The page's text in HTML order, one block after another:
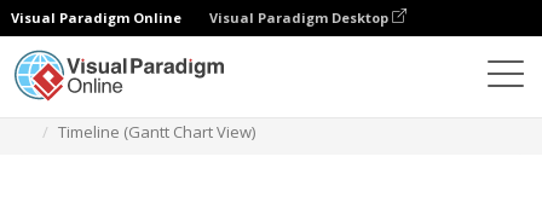
Visual Paradigm Online Visual Paradigm Desktop
Timeline (Gantt Chart View)